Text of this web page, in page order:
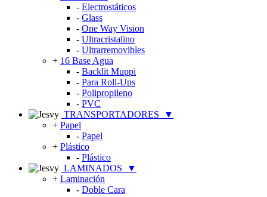
- Electrostáticos
- Glass
- One Way Vision
- Ultracristalino
- Ultrarremovibles
+ 16 Base Agua
- Backlit Muppi
- Para Roll-Ups
- Polipropileno
- PVC
TRANSPORTADORES
▼
+ Papel
- Papel
+ Plástico
- Plástico
LAMINADOS
▼
+ Laminación
- Doble Cara